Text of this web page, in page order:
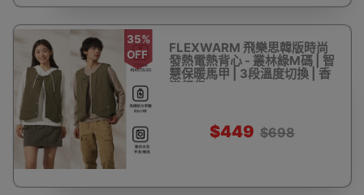
35%
OFF
FLEXWARM 飛樂思韓版時尚
發熱電熱背心 - 叢林綠M碼 | 智
慧保暖馬甲 | 3段溫度切換 | 香
港行貨
$449 $698